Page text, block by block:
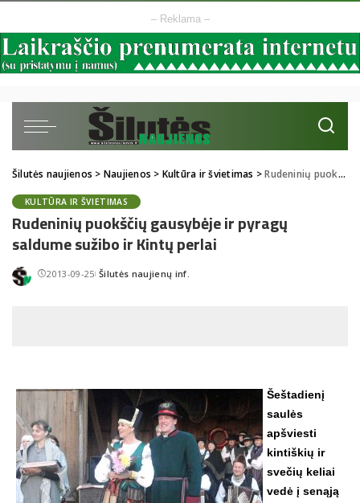
– Reklama –
Šilutės naujienos > Naujienos > Kultūra ir švietimas >Rudeninių puokščių gausybėje ir pyragų saldume sužibo ir Kintų perlai
KULTŪRA IR ŠVIETIMAS
Rudeninių puokščių gausybėje ir pyragų
saldume sužibo ir Kintų perlai
2013-09-25Posted
Šilutės naujienų inf.
Šeštadienį
saulės
apšviesti
kintiškių ir
svečių keliai
vedė į senąją